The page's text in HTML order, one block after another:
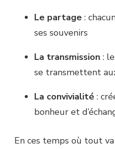
Le partage :
ses souvenirs
La transmission :
se transmettent
La convivialité :
bonheur et
En ces temps où tout